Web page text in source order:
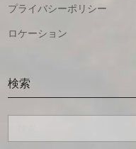
プライバシーポリシー
ロケーション
検索
索: